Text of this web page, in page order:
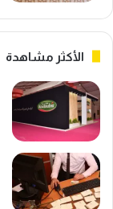
الأكثر مشاهدة